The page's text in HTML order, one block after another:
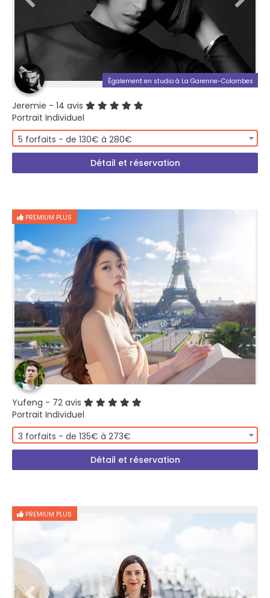
Également en studio à La Garenne-Colombes
Jeremie - 14 avis
Portrait Individuel
5 forfaits - de 130€ à 280€
Détail et réservation
PREMIUM PLUS
Yufeng - 72 avis
Portrait Individuel
3 forfaits - de 135€ à 273€
Détail et réservation
PREMIUM PLUS